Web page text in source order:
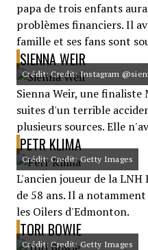
papa de trois enfants
problèmes financiers. Il
famille et ses fans sont
SIENNA WEIR
Crédit: Credit: Instagram
Sienna Weir, une finaliste
suites d'un terrible
plusieurs sources. Elle
PETR KLIMA
Crédit: Credit: Getty Images
L'ancien joueur de la LNH
de 58 ans. Il a
les Oilers d'Edmonton.
TORI BOWIE
Crédit: Credit: Getty Images